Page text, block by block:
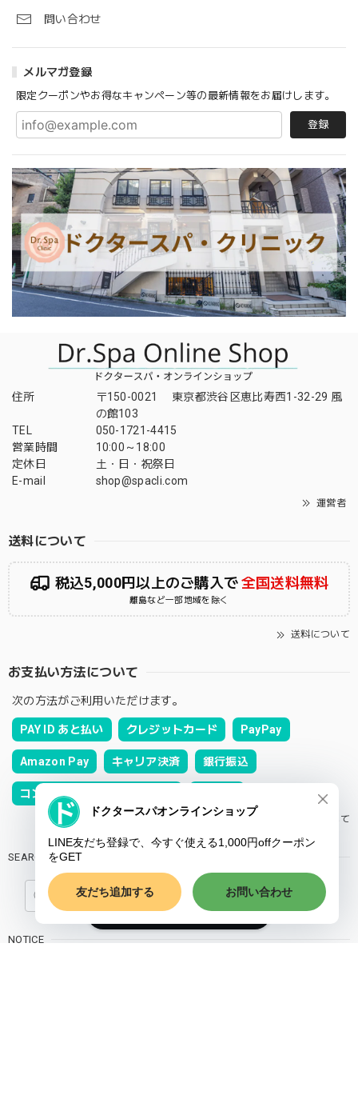
問い合わせ
メルマガ登録
限定クーポンやお得なキャンペーン等の最新情報をお届けします。
登録
住所
〒150-0021 東京都渋谷区恵比寿西1-32-29 風
の館103
TEL
050-1721-4415
営業時間
10:00～18:00
定休日
土・日・祝祭日
E-mail
shop@spacli.com
運営者
送料について
税込5,000円以上のご購入で全国送料無料
離島など一部地域を除く
送料について
お支払い方法について
次の方法がご利用いただけます。
PAY ID あと払い クレジットカード PayPay
Amazon Pay キャリア決済 銀行振込
コンビニ決済またはPay-easy
お支払い方法について
SEARCH
NOTICE
ショップに質問する